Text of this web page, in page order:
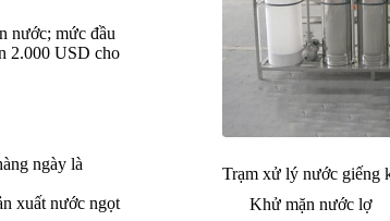
nước; mức đầu
2.000 USD cho
ngày là
xuất nước ngọt
Trạm xử lý nước giếng
Khử mặn nước lợ